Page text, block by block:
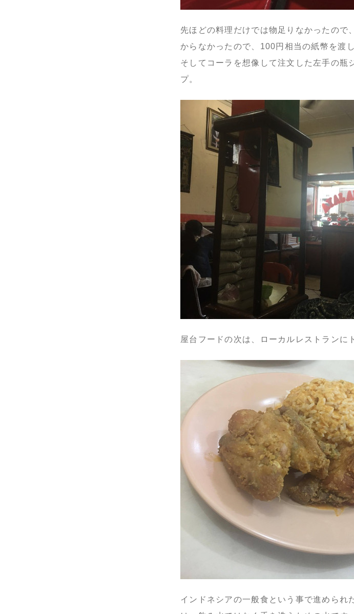
先ほどの料理だけでは物足りなかったので
からなかったので、100円相当の紙幣を渡
そしてコーラを想像して注文した左手の瓶
プ。
屋台フードの次は、ローカルレストランに
インドネシアの一般食という事で進められ